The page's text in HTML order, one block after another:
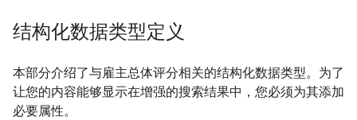
结构化数据类型定义
本部分介绍了与雇主总体评分相关的结构化数据类型。为了
让您的内容能够显示在增强的搜索结果中，您必须为其添加
必要属性。